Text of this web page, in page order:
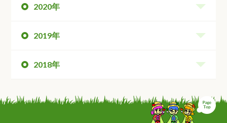
2020年
2019年
2018年
ペ